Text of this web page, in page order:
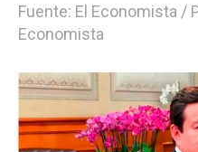
Fuente: El Economista /
Economista